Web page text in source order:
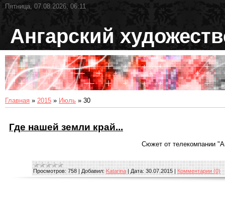
Пятница, 07.08.2026, 06:11
Ангарский
Главная » 2015 » Июль » 30
Где нашей земли край...
Сюжет от телекомпании
Просмотров: 758 | Добавил: Katarina | Дата: 30.07.2015 | Комментарии (0)